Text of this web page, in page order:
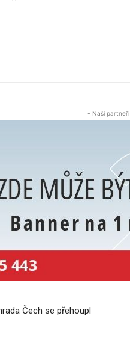
- Naši
Čech se přehoupl